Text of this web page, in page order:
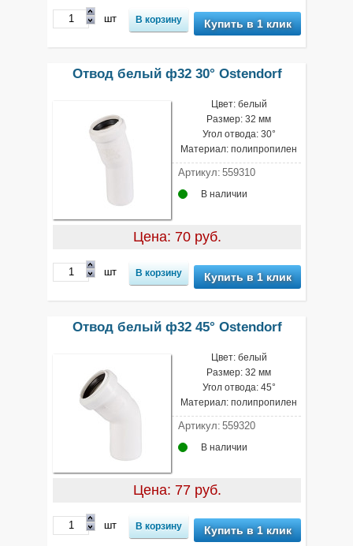
шт Купить в 1 клик
Отвод белый ф32 30° Ostendorf
Цвет: белый
Размер: 32 мм
Угол отвода: 30°
Материал: полипропилен
Артикул: 559310
В наличии
Цена: 70 руб.
шт Купить в 1 клик
Отвод белый ф32 45° Ostendorf
Цвет: белый
Размер: 32 мм
Угол отвода: 45°
Материал: полипропилен
Артикул: 559320
В наличии
Цена: 77 руб.
шт Купить в 1 клик